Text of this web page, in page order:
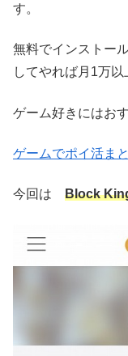
す。
無料でインストー
してやれば月1万
ゲーム好きにはお
ゲームでポイ活ま
今回は Block